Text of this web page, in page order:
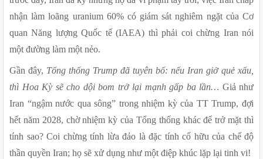
nhận làm loãng uranium 60% có giám sát nghiêm ngặt của Cơ
quan Năng lượng Quốc tế (IAEA) thì phải coi chừng Iran nói
một đường làm một nẻo.
Gần đây, Tổng thống Trump đã tuyên bố: nếu Iran giở quẻ xấu,
thì Hoa Kỳ sẽ cho dội bom trở lại mạnh gấp ba lần… Giả như
Iran “ngậm nước qua sông” trong nhiệm kỳ của TT Trump, đợi
hết năm 2028, chờ nhiệm kỳ của Tổng thống khác để trở mặt thì
tính sao? Coi chừng tính lừa đảo là đặc tính cố hữu của chế độ
thần quyền Iran; họ sẽ xử dụng như một điệp khúc lặp lại tinh vi!